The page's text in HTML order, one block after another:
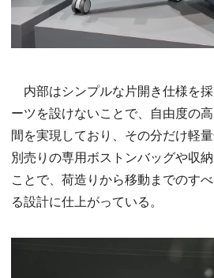
内部はシンプルな片開き仕様を
ーツを設けないことで、自由度の
間を実現しており、その分だけ軽
別売りの専用ボストンバッグや収
ことで、荷造りから移動までのす
る設計に仕上がっている。